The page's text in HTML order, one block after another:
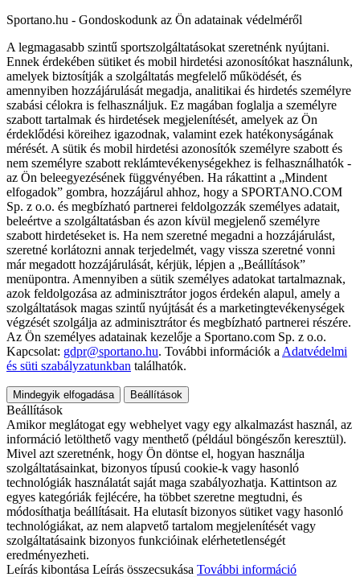
Sportano.hu - Gondoskodunk az Ön adatainak védelméről
A legmagasabb szintű sportszolgáltatásokat szeretnénk nyújtani.
Ennek érdekében sütiket és mobil hirdetési azonosítókat használunk,
amelyek biztosítják a szolgáltatás megfelelő működését, és
amennyiben hozzájárulását megadja, analitikai és hirdetés személyre
szabási célokra is felhasználjuk. Ez magában foglalja a személyre
szabott tartalmak és hirdetések megjelenítését, amelyek az Ön
érdeklődési köreihez igazodnak, valamint ezek hatékonyságának
mérését. A sütik és mobil hirdetési azonosítók személyre szabott és
nem személyre szabott reklámtevékenységekhez is felhasználhatók -
az Ön beleegyezésének függvényében. Ha rákattint a „Mindent
elfogadok” gombra, hozzájárul ahhoz, hogy a SPORTANO.COM
Sp. z o.o. és megbízható partnerei feldolgozzák személyes adatait,
beleértve a szolgáltatásban és azon kívül megjelenő személyre
szabott hirdetéseket is. Ha nem szeretné megadni a hozzájárulást,
szeretné korlátozni annak terjedelmét, vagy vissza szeretné vonni
már megadott hozzájárulását, kérjük, lépjen a „Beállítások”
menüpontra. Amennyiben a sütik személyes adatokat tartalmaznak,
azok feldolgozása az adminisztrátor jogos érdekén alapul, amely a
szolgáltatások magas szintű nyújtását és a marketingtevékenységek
végzését szolgálja az adminisztrátor és megbízható partnerei részére.
Az Ön személyes adatainak kezelője a Sportano.com Sp. z o.o.
Kapcsolat: gdpr@sportano.hu. További információk a Adatvédelmi
és süti szabályzatunkban találhatók.
Mindegyik elfogadása Beállítások
Beállítások
Amikor meglátogat egy webhelyet vagy egy alkalmazást használ, az
információ letölthető vagy menthető (például böngészőn keresztül).
Mivel azt szeretnénk, hogy Ön döntse el, hogyan használja
szolgáltatásainkat, bizonyos típusú cookie-k vagy hasonló
technológiák használatát saját maga szabályozhatja. Kattintson az
egyes kategóriák fejlécére, ha többet szeretne megtudni, és
módosíthatja beállításait. Ha elutasít bizonyos sütiket vagy hasonló
technológiákat, az nem alapvető tartalom megjelenítését vagy
szolgáltatásaink bizonyos funkcióinak elérhetetlenségét
eredményezheti.
Leírás kibontása Leírás összecsukása További információ